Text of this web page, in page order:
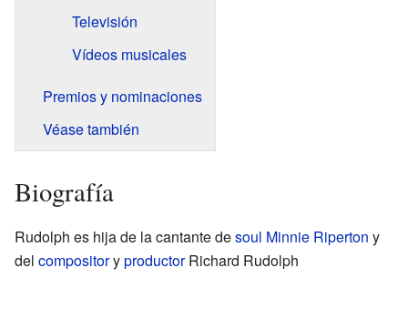
Televisión
Vídeos musicales
Premios y nominaciones
Véase también
Biografía
Rudolph es hija de la cantante desoul Minnie Riperton y
del compositoryproductorRichard Rudolph